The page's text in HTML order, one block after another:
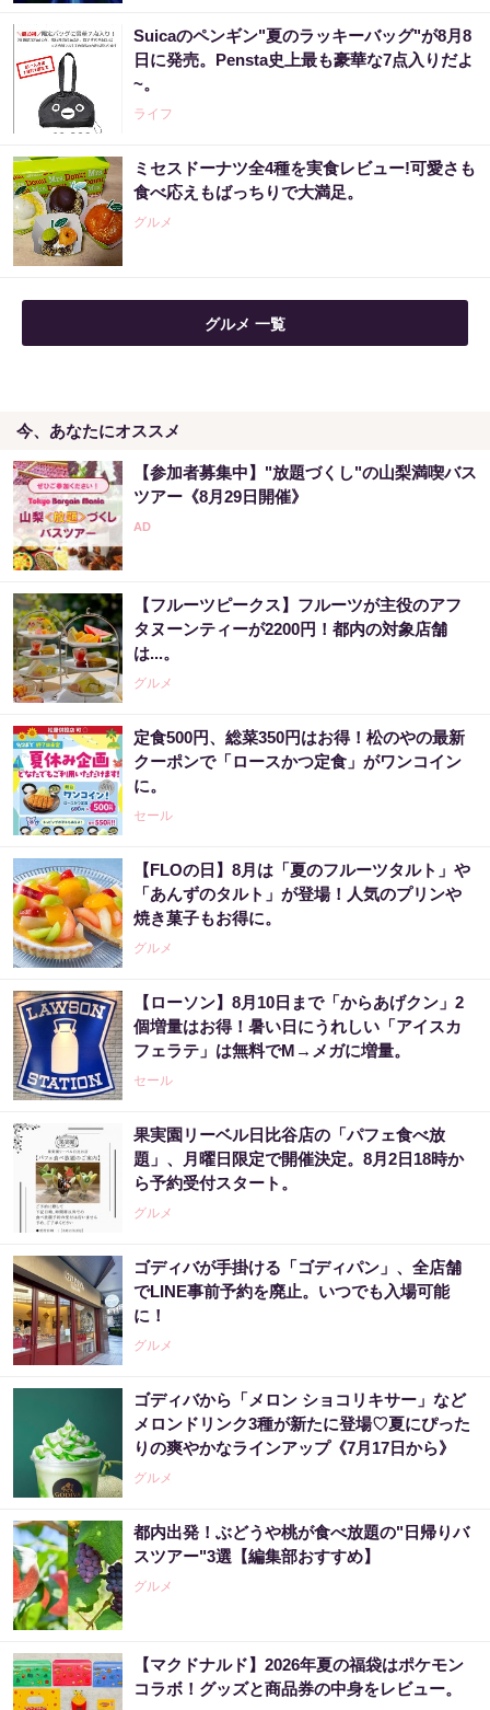
「玄関に〇〇を置いた後に宝くじ買いなさ
い」簡単に当選
「2027年の宝くじ当選者は〇〇です」占い師
が暴露
PR（合同会社デジタルファーム ）
玄関に〇〇置いてる人は金運落ちてます…金
運を上げる方法とは
【宝くじ当てたい方限定】もう外れるの、終
わりにしませんか
PR（合同会社デジタルファーム ）
PR（合同会社デジタルファーム ）
Suicaのペンギン"夏のラッキーバッグ"が8月8
日に発売。Pensta史上最も豪華な7点入りだよ
~。
ライフ
ミセスドーナツ全4種を実食レビュー!可愛さも
食べ応えもばっちりで大満足。
グルメ
グルメ 一覧
今、あなたにオススメ
【参加者募集中】"放題づくし"の山梨満喫バス
ツアー《8月29日開催》
【フルーツピークス】フルーツが主役のアフ
タヌーンティーが2200円！都内の対象店舗
は...。
グルメ
定食500円、総菜350円はお得！松のやの最新
クーポンで「ロースかつ定食」がワンコイン
に。
セール
【FLOの日】8月は「夏のフルーツタルト」や
「あんずのタルト」が登場！人気のプリンや
焼き菓子もお得に。
グルメ
【ローソン】8月10日まで「からあげクン」2
個増量はお得！暑い日にうれしい「アイスカ
フェラテ」は無料でM→メガに増量。
セール
果実園リーベル日比谷店の「パフェ食べ放
題」、月曜日限定で開催決定。8月2日18時か
ら予約受付スタート。
グルメ
ゴディバが手掛ける「ゴディパン」、全店舗
でLINE事前予約を廃止。いつでも入場可能
に！
グルメ
ゴディバから「メロン ショコリキサー」など
メロンドリンク3種が新たに登場♡夏にぴった
りの爽やかなラインアップ《7月17日から》
グルメ
都内出発！ぶどうや桃が食べ放題の"日帰りバ
スツアー"3選【編集部おすすめ】
グルメ
【マクドナルド】2026年夏の福袋はポケモン
コラボ！グッズと商品券の中身をレビュー。